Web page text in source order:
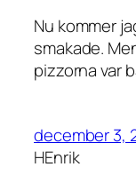
Nu kommer
smakade.
pizzorna var
december 3,
HEnrik